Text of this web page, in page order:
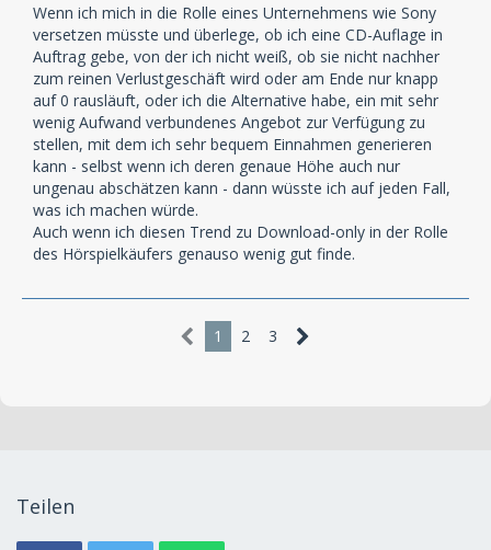
Wenn ich mich in die Rolle eines Unternehmens wie Sony
versetzen müsste und überlege, ob ich eine CD-Auflage in
Auftrag gebe, von der ich nicht weiß, ob sie nicht nachher
zum reinen Verlustgeschäft wird oder am Ende nur knapp
auf 0 rausläuft, oder ich die Alternative habe, ein mit sehr
wenig Aufwand verbundenes Angebot zur Verfügung zu
stellen, mit dem ich sehr bequem Einnahmen generieren
kann - selbst wenn ich deren genaue Höhe auch nur
ungenau abschätzen kann - dann wüsste ich auf jeden Fall,
was ich machen würde.
Auch wenn ich diesen Trend zu Download-only in der Rolle
des Hörspielkäufers genauso wenig gut finde.
1 2 3
Teilen